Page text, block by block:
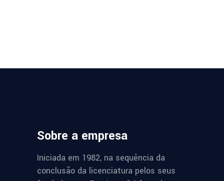
Sobre a empresa
Iniciada em 1982, na sequência da
conclusão da licenciatura pelos seus